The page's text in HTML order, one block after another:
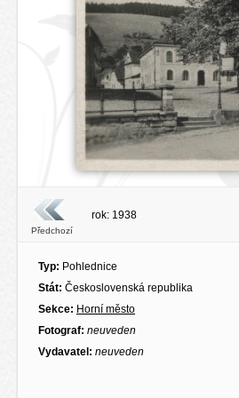
Předchozí
rok: 1938
Typ: Pohlednice
Stát: Československá republika
Sekce: Horní město
Fotograf: neuveden
Vydavatel: neuveden